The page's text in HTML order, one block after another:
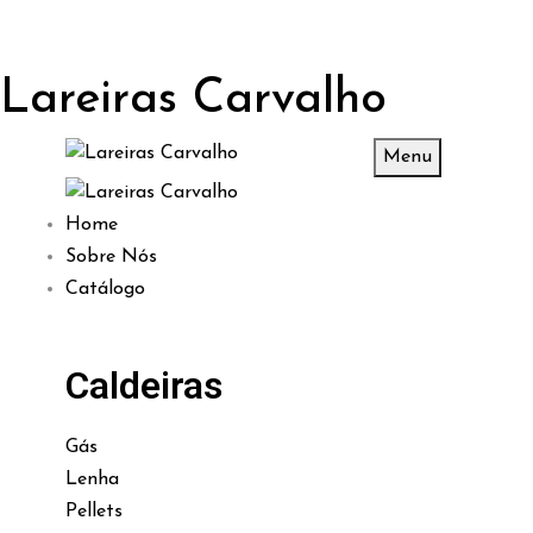
Lareiras Carvalho
Menu
Home
Sobre Nós
Catálogo
Caldeiras
Gás
Lenha
Pellets